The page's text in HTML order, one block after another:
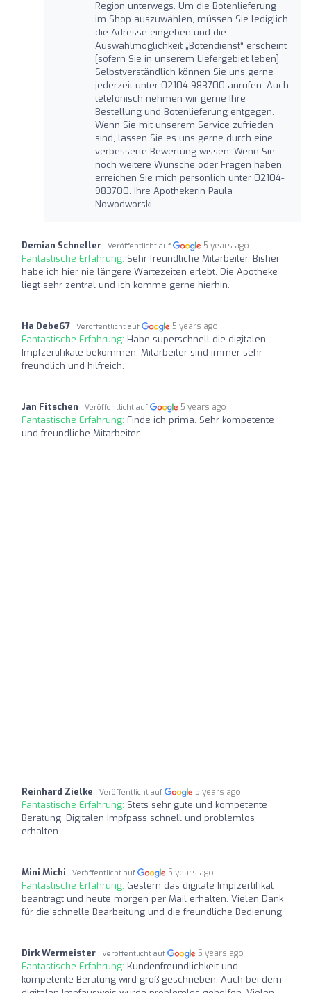
Region unterwegs. Um die Botenlieferung
im Shop auszuwählen, müssen Sie lediglich
die Adresse eingeben und die
Auswahlmöglichkeit „Botendienst“ erscheint
[sofern Sie in unserem Liefergebiet leben].
Selbstverständlich können Sie uns gerne
jederzeit unter 02104-983700 anrufen. Auch
telefonisch nehmen wir gerne Ihre
Bestellung und Botenlieferung entgegen.
Wenn Sie mit unserem Service zufrieden
sind, lassen Sie es uns gerne durch eine
verbesserte Bewertung wissen. Wenn Sie
noch weitere Wünsche oder Fragen haben,
erreichen Sie mich persönlich unter 02104-
983700. Ihre Apothekerin Paula
Nowodworski
Demian Schneller Veröffentlicht auf 5 years ago
Fantastische Erfahrung: Sehr freundliche Mitarbeiter. Bisher
habe ich hier nie längere Wartezeiten erlebt. Die Apotheke
liegt sehr zentral und ich komme gerne hierhin.
Ha Debe67 Veröffentlicht auf 5 years ago
Fantastische Erfahrung: Habe superschnell die digitalen
Impfzertifikate bekommen. Mitarbeiter sind immer sehr
freundlich und hilfreich.
Jan Fitschen Veröffentlicht auf 5 years ago
Fantastische Erfahrung: Finde ich prima. Sehr kompetente
und freundliche Mitarbeiter.
Reinhard Zielke Veröffentlicht auf 5 years ago
Fantastische Erfahrung: Stets sehr gute und kompetente
Beratung. Digitalen Impfpass schnell und problemlos
erhalten.
Mini Michi Veröffentlicht auf 5 years ago
Fantastische Erfahrung: Gestern das digitale Impfzertifikat
beantragt und heute morgen per Mail erhalten. Vielen Dank
für die schnelle Bearbeitung und die freundliche Bedienung.
Dirk Wermeister Veröffentlicht auf 5 years ago
Fantastische Erfahrung: Kundenfreundlichkeit und
kompetente Beratung wird groß geschrieben. Auch bei dem